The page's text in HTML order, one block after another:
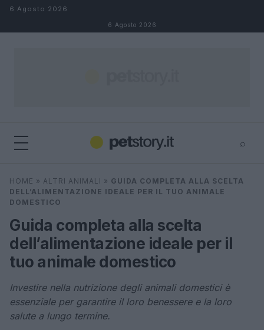
Salta al contenuto
6 Agosto 2026
6 Agosto 2026
⌕
Cerca ⌕ ×
HOME » ALTRI ANIMALI » GUIDA COMPLETA ALLA SCELTA
DELL’ALIMENTAZIONE IDEALE PER IL TUO ANIMALE
DOMESTICO
Guida completa alla scelta
dell’alimentazione ideale per il
tuo animale domestico
Investire nella nutrizione degli animali domestici è
essenziale per garantire il loro benessere e la loro
salute a lungo termine.